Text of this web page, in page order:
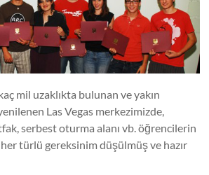
mil uzaklıkta bulunan ve yakın
Las Vegas merkezimizde,
serbest oturma alanı vb. öğrencilerin
türlü gereksinim düşülmüş ve hazır